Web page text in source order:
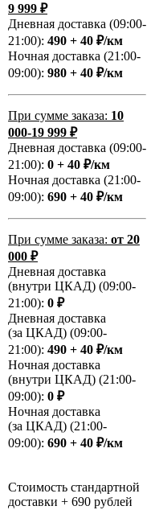
9 999 ₽
Дневная доставка (09:00-
21:00): 490 + 40 ₽/км
Ночная доставка (21:00-
09:00): 980 + 40 ₽/км
При сумме заказа: 10
000-19 999 ₽
Дневная доставка (09:00-
21:00): 0 + 40 ₽/км
Ночная доставка (21:00-
09:00): 690 + 40 ₽/км
При сумме заказа: от 20
000 ₽
Дневная доставка
(внутри ЦКАД) (09:00-
21:00): 0 ₽
Дневная доставка
(за ЦКАД) (09:00-
21:00): 490 + 40 ₽/км
Ночная доставка
(внутри ЦКАД) (21:00-
09:00): 0 ₽
Ночная доставка
(за ЦКАД) (21:00-
09:00): 690 + 40 ₽/км
Стоимость стандартной
доставки + 690 рублей